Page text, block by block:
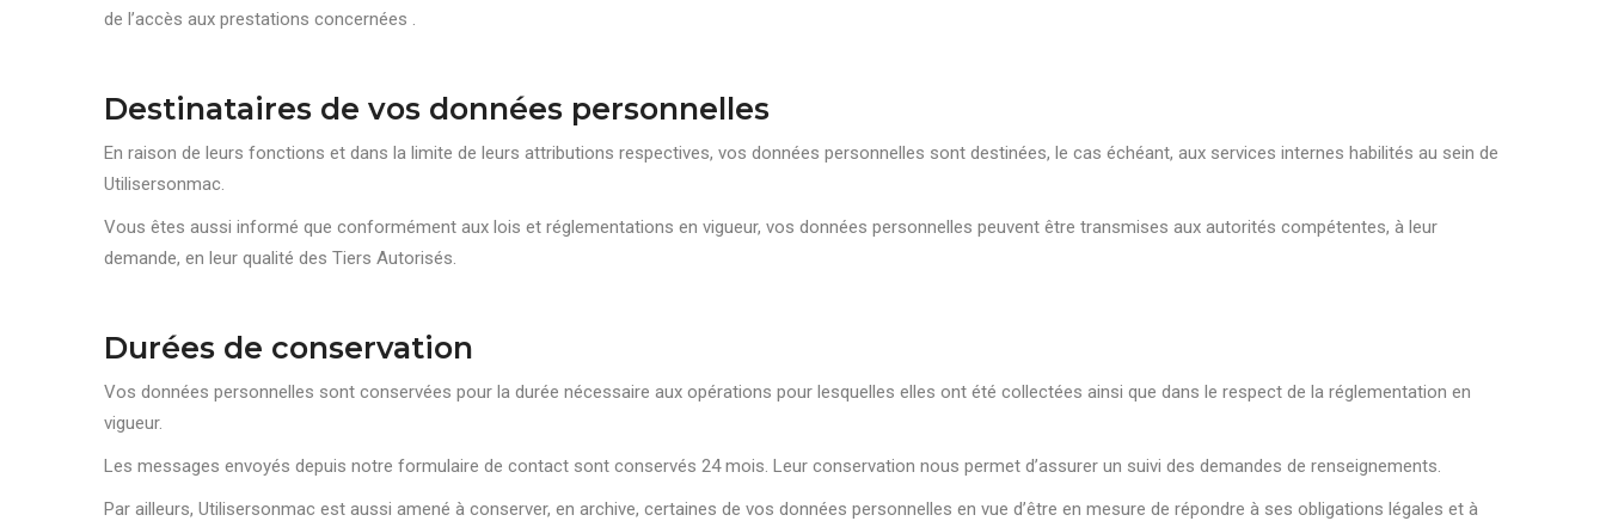
de l’accès aux prestations concernées .
Destinataires de vos données personnelles
En raison de leurs fonctions et dans la limite de leurs attributions respectives, vos données personnelles sont destinées, le cas échéant, aux services internes habilités au sein de
Utilisersonmac.
Vous êtes aussi informé que conformément aux lois et réglementations en vigueur, vos données personnelles peuvent être transmises aux autorités compétentes, à leur
demande, en leur qualité des Tiers Autorisés.
Durées de conservation
Vos données personnelles sont conservées pour la durée nécessaire aux opérations pour lesquelles elles ont été collectées ainsi que dans le respect de la réglementation en
vigueur.
Les messages envoyés depuis notre formulaire de contact sont conservés 24 mois. Leur conservation nous permet d’assurer un suivi des demandes de renseignements.
Par ailleurs, Utilisersonmac est aussi amené à conserver, en archive, certaines de vos données personnelles en vue d’être en mesure de répondre à ses obligations légales et à